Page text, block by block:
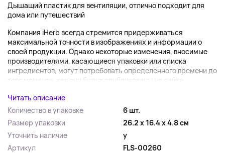
Дышащий пластик для вентиляции, отлично подходит для
дома или путешествий
Компания iHerb всегда стремится придерживаться
максимальной точности в изображениях и информации о
своей продукции. Однако некоторые изменения, вносимые
производителями, касающиеся упаковки или списка
ингредиентов, могут потребовать определенного времени до
того момента, как они будут опубликованы на сайте....
Читать описание
Количество в упаковке
6 шт.
Размер упаковки
26.2 x 16.4 x 4.8 см
Уточнить наличие
y
Артикул
FLS-00260